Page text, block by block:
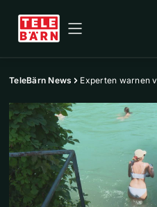
TeleBärn News Experten warnen